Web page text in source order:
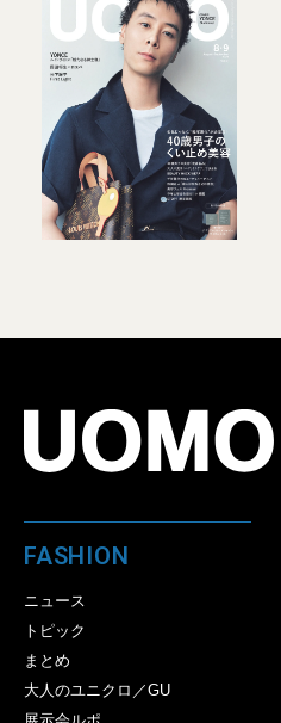
FASHION
ニュース
トピック
まとめ
大人のユニクロ／GU